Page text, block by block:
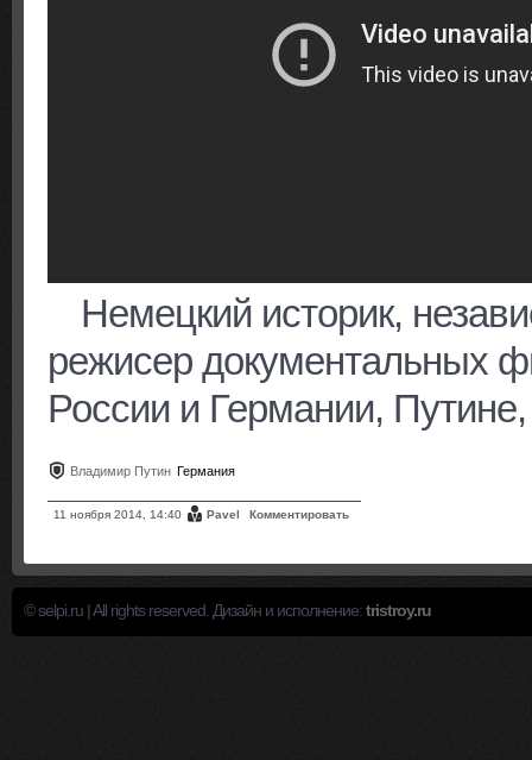
Немецкий историк,
режисер документальных
России и Германии,
Владимир Путин Германия
11 ноября 2014, 14:40 Pavel Комментировать
© selpi.ru | All rights reserved. Дизайн и исполнение:tristroy.ru